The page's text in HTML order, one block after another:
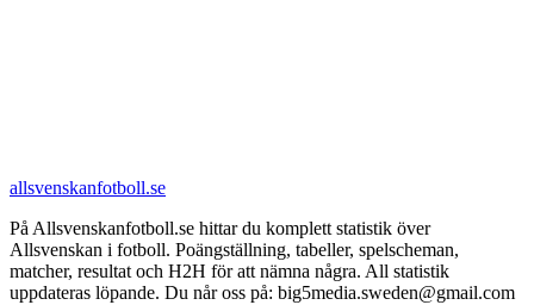
allsvenskanfotboll.se
På Allsvenskanfotboll.se hittar du komplett statistik över
Allsvenskan i fotboll. Poängställning, tabeller, spelscheman,
matcher, resultat och H2H för att nämna några. All statistik
uppdateras löpande. Du når oss på: big5media.sweden@gmail.com